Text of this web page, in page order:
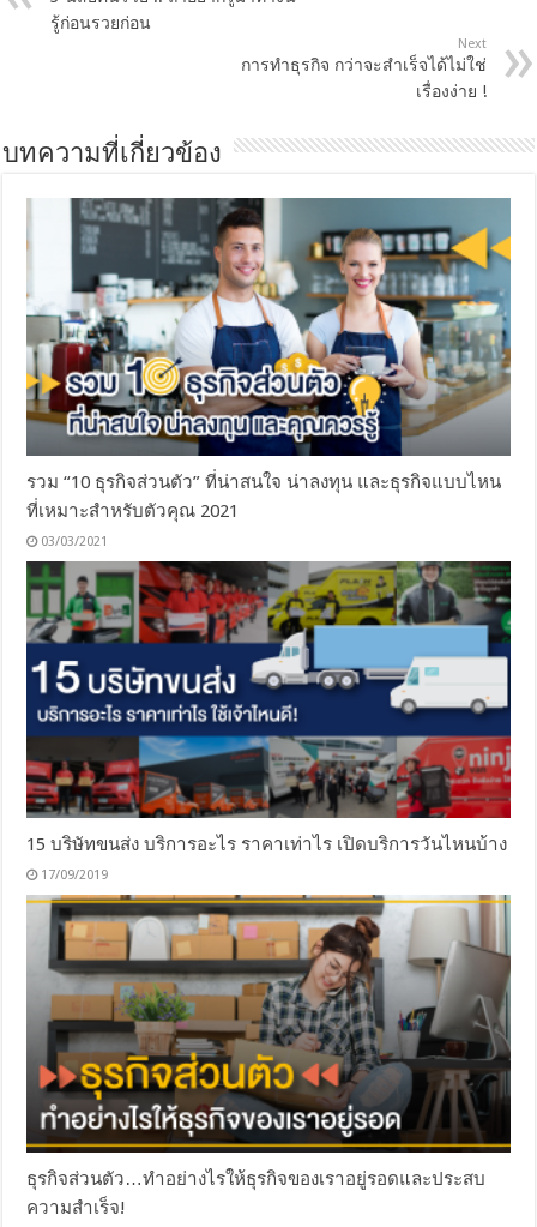
รู้ก่อนรวยก่อน
Next
การทำธุรกิจ กว่าจะสำเร็จได้ไม่ใช่
เรื่องง่าย !
บทความที่เกี่ยวข้อง
รวม “10 ธุรกิจส่วนตัว” ที่น่าสนใจ น่าลงทุน และธุรกิจแบบไหน
ที่เหมาะสำหรับตัวคุณ 2021
03/03/2021
15 บริษัทขนส่ง บริการอะไร ราคาเท่าไร เปิดบริการวันไหนบ้าง
17/09/2019
ธุรกิจส่วนตัว…ทำอย่างไรให้ธุรกิจของเราอยู่รอดและประสบ
ความสําเร็จ!